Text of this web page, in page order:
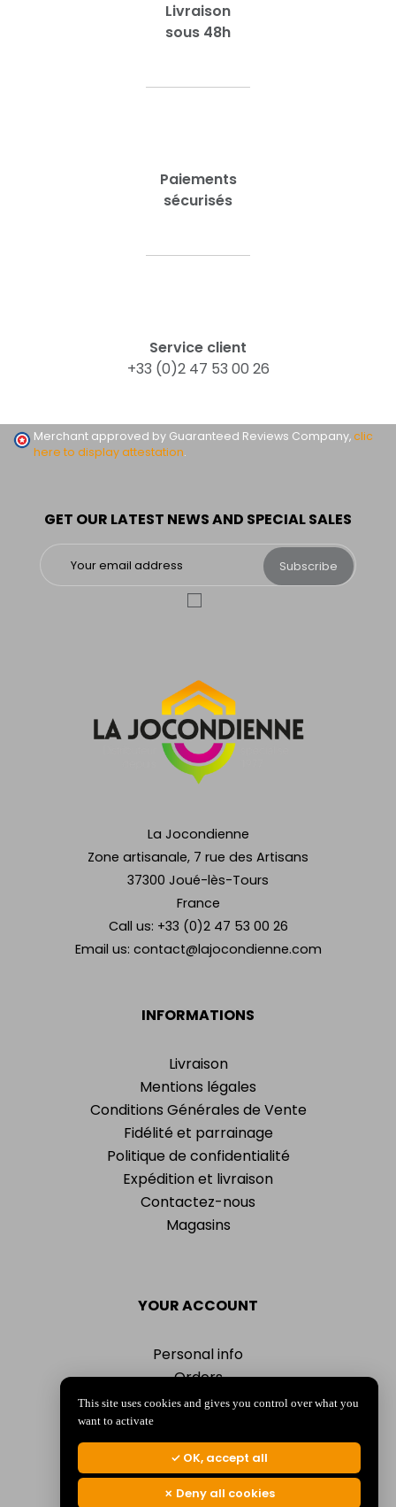
Livraison
sous 48h
Paiements
sécurisés
Service client
+33 (0)2 47 53 00 26
INFORMATIONS
Livraison
Mentions légales
Conditions Générales de Vente
Fidélité et parrainage
Politique de confidentialité
Expédition et livraison
Contactez-nous
Magasins
YOUR ACCOUNT
Personal info
Orders
Addresses
My alerts
La Jocondienne
Zone artisanale, 7 rue des Artisans
37300 Joué-lès-Tours
France
Call us: +33 (0)2 47 53 00 26
Email us: contact@lajocondienne.com
GET OUR LATEST NEWS AND SPECIAL SALES
Subscribe
Merchant approved by Guaranteed Reviews Company,clic
here to display attestation.
This site uses cookies and gives you control over what you
want to activate
OK, accept all
Deny all cookies